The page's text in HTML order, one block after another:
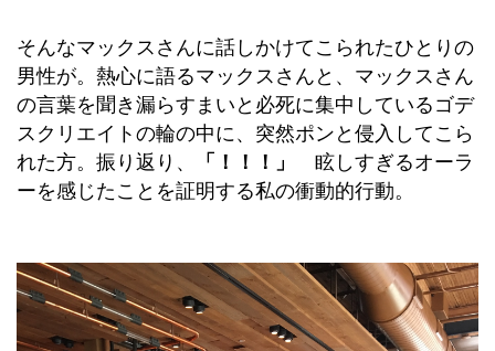
そんなマックスさんに話しかけてこられたひとりの
男性が。熱心に語るマックスさんと、マックスさん
の言葉を聞き漏らすまいと必死に集中しているゴデ
スクリエイトの輪の中に、突然ポンと侵入してこら
れた方。振り返り、
「！！！」
眩しすぎるオーラ
ーを感じたことを証明する私の衝動的行動。